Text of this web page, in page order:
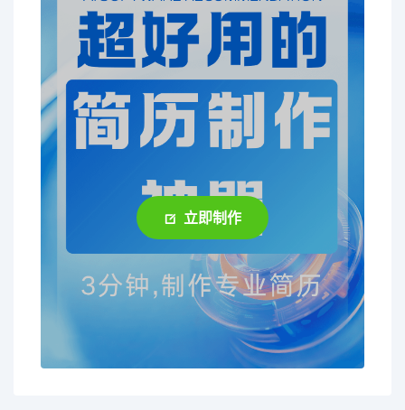
立即制作